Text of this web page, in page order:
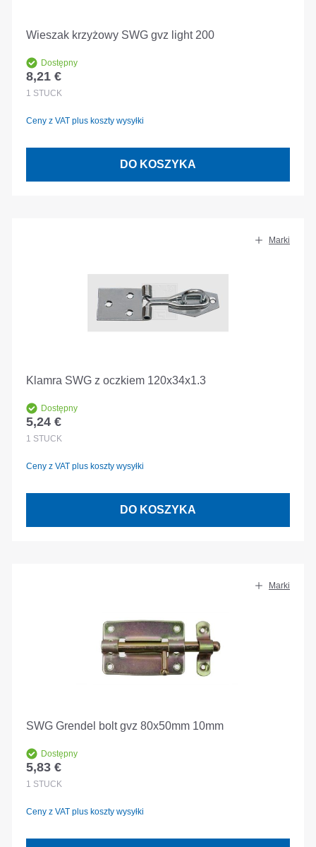
Wieszak krzyżowy SWG gvz light 200
Dostępny
Cena regularna:
8,21 €
1 STÜCK
Ceny z VAT plus koszty wysyłki
DO KOSZYKA
Marki
Klamra SWG z oczkiem 120x34x1.3
Dostępny
Cena regularna:
5,24 €
1 STÜCK
Ceny z VAT plus koszty wysyłki
DO KOSZYKA
Marki
SWG Grendel bolt gvz 80x50mm 10mm
Dostępny
Cena regularna:
5,83 €
1 STÜCK
Ceny z VAT plus koszty wysyłki